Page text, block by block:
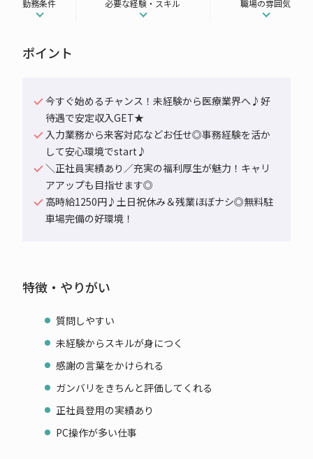
勤務条件 必要な経験・スキル 職場の雰囲気
ポイント
今すぐ始めるチャンス！未経験から医療業界へ♪好
待遇で安定収入GET★
入力業務から来客対応などお任せ◎事務経験を活か
して安心環境でstart♪
＼正社員実績あり／充実の福利厚生が魅力！キャリ
アアップも目指せます◎
高時給1250円♪土日祝休み＆残業ほぼナシ◎無料駐
車場完備の好環境！
特徴・やりがい
質問しやすい
未経験からスキルが身につく
感謝の言葉をかけられる
ガンバリをきちんと評価してくれる
正社員登用の実績あり
PC操作が多い仕事